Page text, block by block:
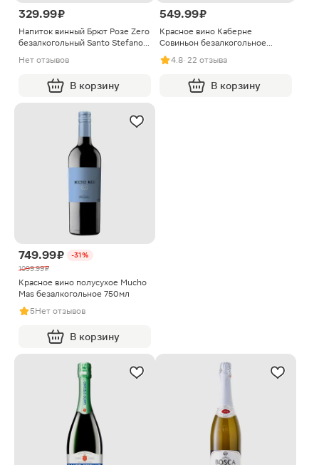
329.99 ₽
Напиток винный Брют Розе Zero
безалкогольный Santo Stefano
Нет отзывов
В корзину
549.99 ₽
Красное вино Каберне
Совиньон безалкогольное
сладкое Holden James 750мл
4.8· 22 отзыва
В корзину
749.99 ₽
-31%
1099.99 ₽
Красное вино полусухое Mucho
Mas безалкогольное 750мл
5Нет отзывов
В корзину